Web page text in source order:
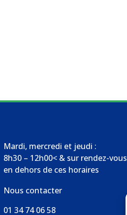
Mardi, mercredi et jeudi :
8h30 – 12h00< & sur rendez-vous
en dehors de ces horaires
Nous contacter
01 34 74 06 58